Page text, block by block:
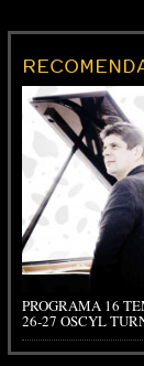
PROGRAMA 16
26-27 OSCYL